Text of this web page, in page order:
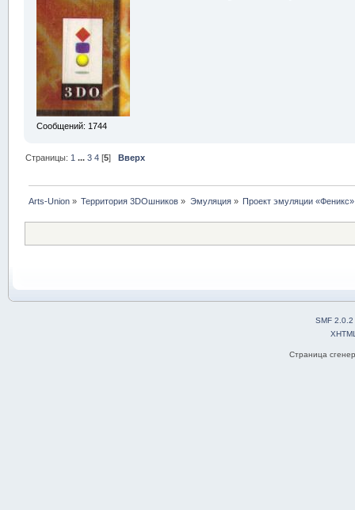
Сообщений: 1744
Страницы: 1 ...3 4 [5] Вверх
Arts-Union » Территория 3DOшников » Эмуляция» Проект эмуляции
SMF 2.0.2
Страница